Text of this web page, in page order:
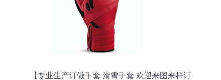
【专业生产订做手套 滑雪手套 欢迎来图来样订